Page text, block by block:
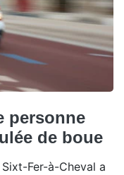
personne
de boue
Fer-à-Cheval a